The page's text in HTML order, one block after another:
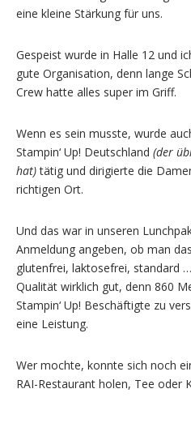
eine kleine Stärkung für uns.
Gespeist wurde in Halle 12 und
gute Organisation, denn lange
Crew hatte alles super im Griff.
Wenn es sein musste, wurde
Stampin‘ Up! Deutschland (der
hat)tätig und dirigierte die
richtigen Ort.
Und das war in unseren
Anmeldung angeben, ob man
glutenfrei, laktosefrei, standard
Qualität wirklich gut, denn 860
Stampin‘ Up! Beschäftigte zu
eine Leistung.
Wer mochte, konnte sich noch
RAI-Restaurant holen, Tee oder